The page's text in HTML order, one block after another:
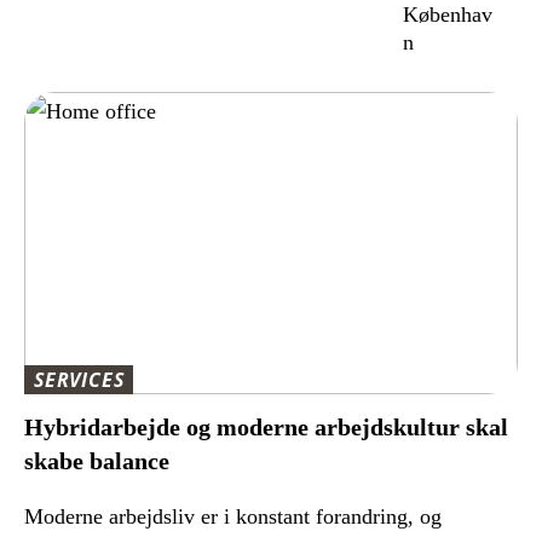
Københav
n
SERVICES
Hybridarbejde og moderne arbejdskultur skal
skabe balance
Moderne arbejdsliv er i konstant forandring, og